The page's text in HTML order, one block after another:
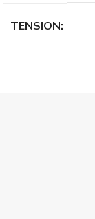
TENSION